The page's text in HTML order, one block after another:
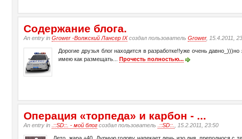
Содержание блога.
An entry inGrower -Волжский Лансер IXсоздал пользовательGrower, 15.4.2011,
Дорогие друзья блог находится в разработке!!уже очень
имею как размещать...
Прочесть полностью...
Операция «торпеда» и карбон - ...
An entry in .::SD::. - мой блогсоздал пользователь .::SD::. , 15.2.2011, 23:50
Лето, жара +40. Дурную голову напекает день изо дня, преподнося